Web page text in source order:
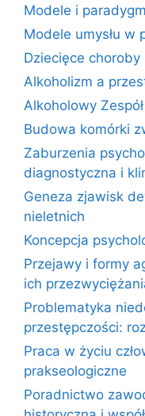
Modele i
Modele umysłu w
Dziecięce
Alkoholizm a
Alkoholowy
Budowa komórki
Zaburzenia
diagnostyczna i
Geneza zjawisk
nieletnich
Koncepcja
Przejawy i formy
ich
Problematyka
przestępczości:
Praca w życiu
prakseologiczne
Poradnictwo